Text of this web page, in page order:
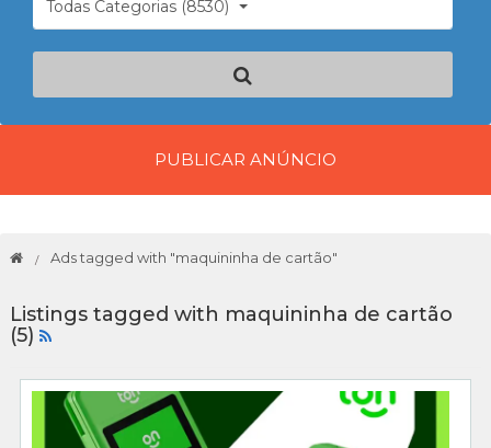
Todas Categorias (8530)
PUBLICAR ANÚNCIO
Ads tagged with "maquininha de cartão"
Listings tagged with maquininha de cartão
(5)